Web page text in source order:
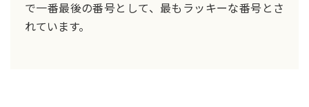
で一番最後の番号として、最もラッキーな番号とさ
れています。